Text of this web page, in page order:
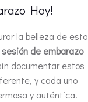
Hoy!
la belleza de esta
sesión de embarazo
documentar estos
y cada uno
y auténtica.